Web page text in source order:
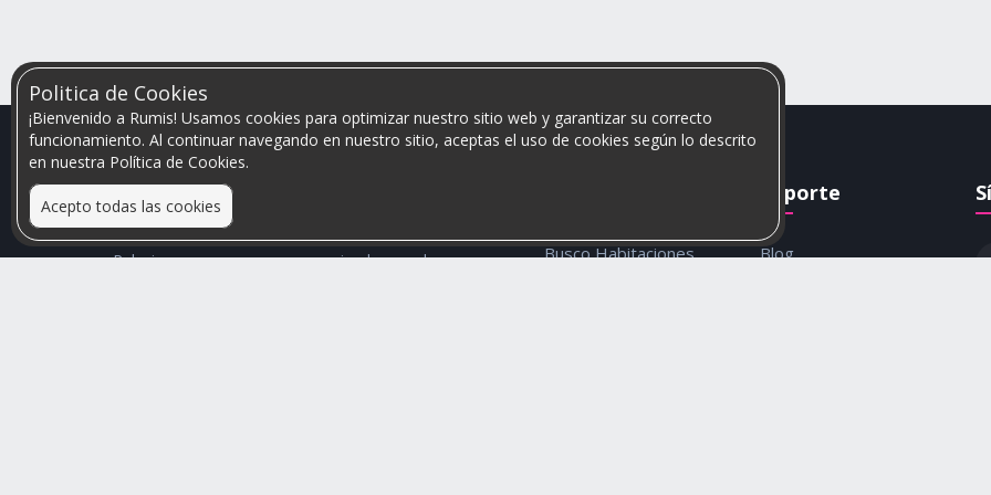
Politica de Cookies
¡Bienvenido a Rumis! Usamos cookies para optimizar nuestro sitio web y garantizar su correcto
funcionamiento. Al continuar navegando en nuestro sitio, aceptas el uso de cookies según lo descrito
en nuestra Política de Cookies.
Acepto todas las cookies
Relacionamos personas que arriendan con las que
Busco Habitaciones
Soporte
Blog